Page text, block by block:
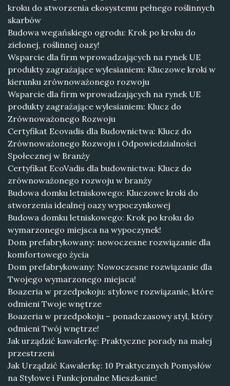
kroku do stworzenia ekosystemu pełnego roślinnych
skarbów
Budowa wegańskiego ogrodu: Krok po kroku do
zielonej, roślinnej oazy!
Wsparcie dla firm wprowadzających na rynek UE
produkty zagrażające wylesianiem: Kluczowe kroki w
kierunku zrównoważonego rozwoju
Wsparcie dla firm wprowadzających na rynek UE
produkty zagrażające wylesianiem: Klucz do
Zrównoważonego Rozwoju
Certyfikat Ecovadis dla Budownictwa: Klucz do
Zrównoważonego Rozwoju i Odpowiedzialności
Społecznej w Branży
Certyfikat EcoVadis dla budownictwa: Klucz do
zrównoważonego rozwoju w branży
Budowa domku letniskowego: Kluczowe kroki do
stworzenia idealnej oazy wypoczynkowej
Budowa domku letniskowego: Krok po kroku do
wymarzonego miejsca na wypoczynek!
Dom prefabrykowany: nowoczesne rozwiązanie dla
komfortowego życia
Dom prefabrykowany: Nowoczesne rozwiązanie dla
Twojego wymarzonego miejsca!
Boazeria w przedpokoju: stylowe rozwiązanie, które
odmieni Twoje wnętrze
Boazeria w przedpokoju – ponadczasowy styl, który
odmieni Twój wnętrze!
Jak urządzić kawalerkę: Praktyczne porady na małej
przestrzeni
Jak Urządzić Kawalerkę: 10 Praktycznych Pomysłów
na Stylowe i Funkcjonalne Mieszkanie!